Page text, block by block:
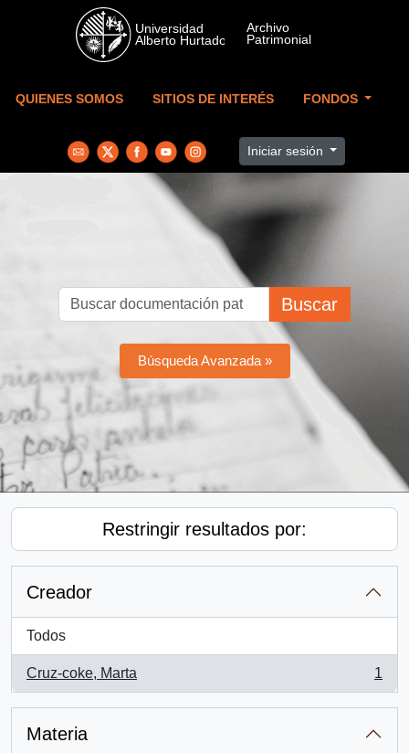
Skip to main content
QUIENES SOMOS SITIOS DE INTERÉS FONDOS
Iniciar sesión
Buscar
Búsqueda Avanzada »
Restringir resultados por:
Creador
Todos
Cruz-coke, Marta
, 1 resultados
1
Materia